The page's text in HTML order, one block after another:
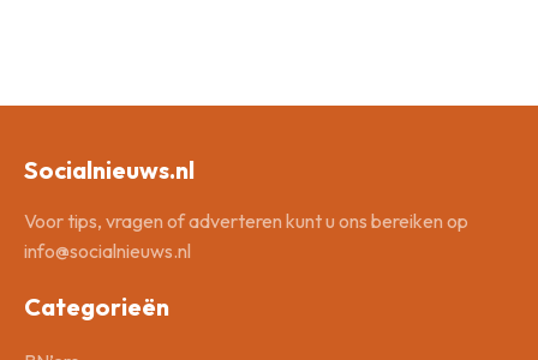
Socialnieuws.nl
Voor tips, vragen of adverteren kunt u ons bereiken op
info@socialnieuws.nl
Categorieën